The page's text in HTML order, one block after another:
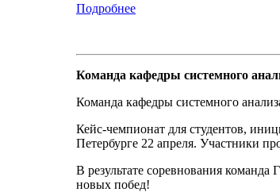
Подробнее
Команда кафедры системного
Команда кафедры системного
Кейс-чемпионат для студентов,
Петербурге 22 апреля. Участники
В результате соревнования
новых побед!